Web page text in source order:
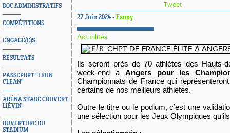
DOC ADMINISTRATIFS
COMPÉTITIONS
ENGAGÉ(E)S
RÉSULTATS
PASSEPORT "I RUN
CLEAN"
ARÉNA STADE COUVERT
LIÉVIN
OUVERTURE DU
STADIUM
Tweet
27 Juin 2024 - Fanny
Actualités
Ils seront près de 70 athlètes des Hauts-
week-end à Angers pour les
Championnats de France qui
certains de nos meilleurs athlètes.
Outre le titre ou le podium, c’est une
une sélection pour les Jeux Olympiques